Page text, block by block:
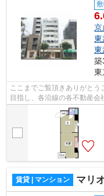
京
東
東
築
東
ここまでご覧頂きありがと
目指し、各沿線の各不動産会
様へ提供しております！最新
賃貸 | マンション マリ